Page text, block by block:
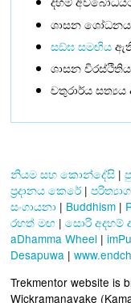
ශාසන ශෝධනය
සඞ්‌ඝ සමඟිය
ශාසන
චතුරාර්ය
නියම සහ කොන්දේසි |
ප්‍රදානය කෙරේ | පරිත්‍යාග
සංගායනා | Buddhism |
රහත් මඟ | සොරි අදහම්
aDhamma Wheel |
Desapuwa |
Trekmentor website is
Wickramanayake